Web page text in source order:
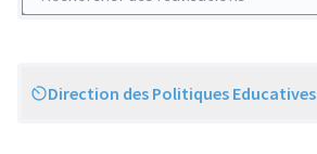
Scope
Direction des Politiques Educatives